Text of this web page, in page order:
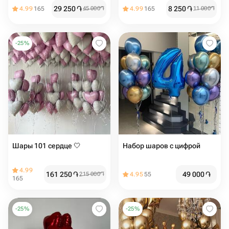
4.99 165 29 250֏45 000֏ 4.99 165 8 250֏11 000֏
-25%
Шары 101 сердце 🤍
4.99
165
161 250֏215 000֏
Набор шаров с цифрой
4.9555 49 000֏
-25% -25%